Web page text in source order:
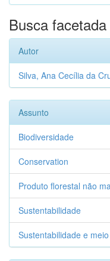
Busca facetada
Autor
Silva, Ana Cecília da
Assunto
Biodiversidade
Conservation
Produto florestal não
Sustentabilidade
Sustentabilidade e